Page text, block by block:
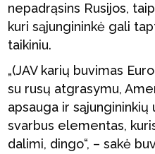
nepadrąsins Rusijos,
kuri sąjungininkė gali
taikiniu.
„(JAV karių buvimas
su rusų atgrasymu,
apsauga ir sąjungininkių
svarbus elementas,
dalimi, dingo“, – sakė